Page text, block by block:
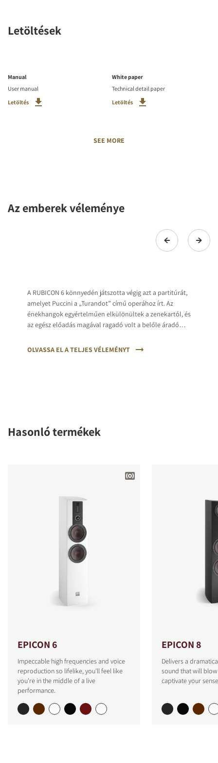
Letöltések
Manual
User manual
Letöltés
White paper
Technical detail paper
Letöltés
SEE MORE
Az emberek véleménye
A RUBICON 6 könnyedén játszotta végig azt a partitúrát,
amelyet Puccini a „Turandot” című operához írt. Az
énekhangok egyértelműen elkülönültek a zenekartól, és
az egész előadás magával ragadó volt a belőle áradó
OLVASSA EL A TELJES VÉLEMÉNYT
Hasonló termékek
EPICON 6
Impeccable high frequencies and voice
reproduction so lifelike, you'll feel like
you're in the middle of a live
performance.
EPICON 8
Delivers a
sound that will
captivate your